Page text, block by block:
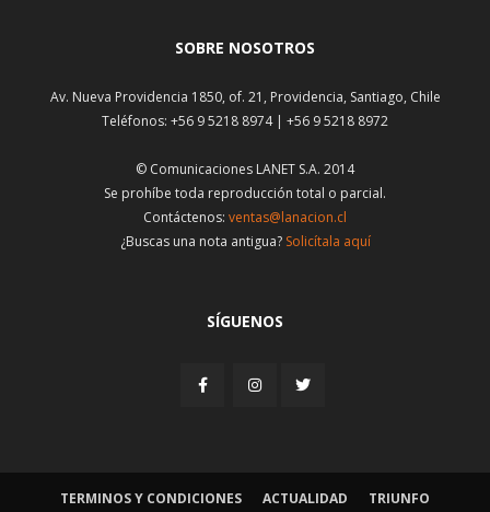
SOBRE NOSOTROS
Av. Nueva Providencia 1850, of. 21, Providencia, Santiago, Chile
Teléfonos: +56 9 5218 8974 | +56 9 5218 8972
© Comunicaciones LANET S.A. 2014
Se prohíbe toda reproducción total o parcial.
Contáctenos: ventas@lanacion.cl
¿Buscas una nota antigua? Solicítala aquí
SÍGUENOS
TERMINOS Y CONDICIONES ACTUALIDAD TRIUNFO